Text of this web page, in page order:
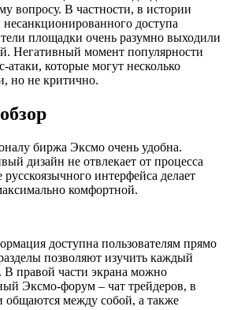
вопросу. В частности, в истории
доступа
площадки очень разумно выходили
Негативный момент популярности
которые могут несколько
но не критично.
биржа Эксмо очень удобна.
дизайн не отвлекает от процесса
русскоязычного интерфейса делает
комфортной.
доступна пользователям прямо
позволяют изучить каждый
правой части экрана можно
Эксмо-форум – чат трейдеров, в
общаются между собой, а также